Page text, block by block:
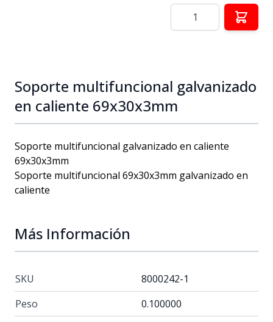
Cantidad
Soporte multifuncional galvanizado
en caliente 69x30x3mm
Soporte multifuncional galvanizado en caliente
69x30x3mm
Soporte multifuncional 69x30x3mm galvanizado en
caliente
Más Información
SKU
8000242-1
Peso
0.100000